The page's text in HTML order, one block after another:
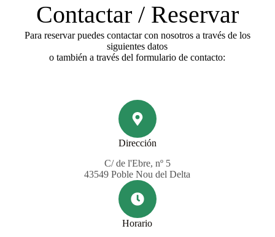
Contactar / Reservar
Para reservar puedes contactar con nosotros a través de los
siguientes datos
o también a través del formulario de contacto:
Dirección
C/ de l'Ebre, nº 5
43549 Poble Nou del Delta
Horario